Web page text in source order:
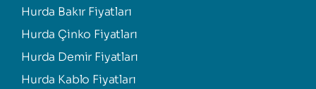
Hurda Bakır Fiyatları
Hurda Çinko Fiyatları
Hurda Demir Fiyatları
Hurda Kablo Fiyatları